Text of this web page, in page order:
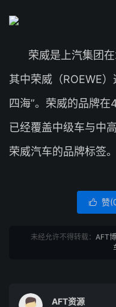
荣威是上汽集团
其中荣威（ROEWE
四海”。荣威的品牌
已经覆盖中级车与中
荣威汽车的品牌标签。
 赞(
未经允许不得转载： AFT
AFT资源